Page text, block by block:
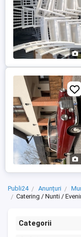
Publi24 Anunțuri
Catering / Nunti /
Categorii